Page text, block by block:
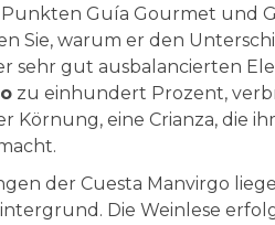
Guía Gourmet und
Sie, warum er den
sehr gut ausbalancierten
zu einhundert Prozent,
Körnung, eine Crianza, die
der Cuesta Manvirgo
Die Weinlese